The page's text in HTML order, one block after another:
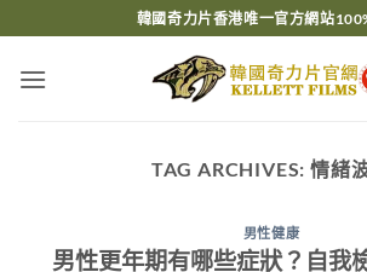
to
content
韓國奇力片香港唯一官方網站
TAG ARCHIVES: 情緒
男性健康
男性更年期有哪些症狀？自我